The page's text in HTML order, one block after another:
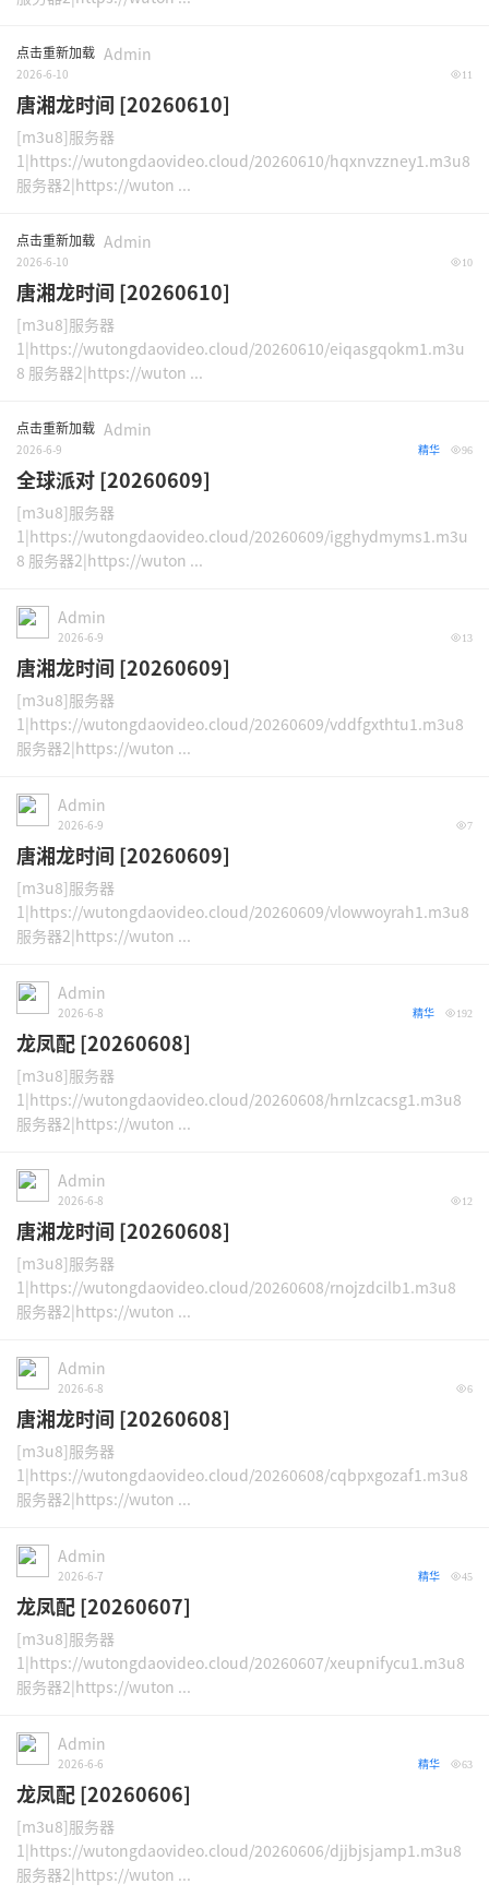
点击重新加载 Admin
2026-6-10 11
唐湘龙时间 [20260610]
[m3u8]服务器
1|https://wutongdaovideo.cloud/20260610/hqxnvzzney1.m3u8
服务器2|https://wuton ...
点击重新加载 Admin
2026-6-10 10
唐湘龙时间 [20260610]
[m3u8]服务器
1|https://wutongdaovideo.cloud/20260610/eiqasgqokm1.m3u
8 服务器2|https://wuton ...
点击重新加载 Admin
2026-6-9 96
精华
全球派对 [20260609]
[m3u8]服务器
1|https://wutongdaovideo.cloud/20260609/igghydmyms1.m3u
8 服务器2|https://wuton ...
Admin
2026-6-9 13
唐湘龙时间 [20260609]
[m3u8]服务器
1|https://wutongdaovideo.cloud/20260609/vddfgxthtu1.m3u8
服务器2|https://wuton ...
Admin
2026-6-9 7
唐湘龙时间 [20260609]
[m3u8]服务器
1|https://wutongdaovideo.cloud/20260609/vlowwoyrah1.m3u8
服务器2|https://wuton ...
Admin
2026-6-8 192
精华
龙凤配 [20260608]
[m3u8]服务器
1|https://wutongdaovideo.cloud/20260608/hrnlzcacsg1.m3u8
服务器2|https://wuton ...
Admin
2026-6-8 12
唐湘龙时间 [20260608]
[m3u8]服务器
1|https://wutongdaovideo.cloud/20260608/rnojzdcilb1.m3u8
服务器2|https://wuton ...
Admin
2026-6-8 6
唐湘龙时间 [20260608]
[m3u8]服务器
1|https://wutongdaovideo.cloud/20260608/cqbpxgozaf1.m3u8
服务器2|https://wuton ...
Admin
2026-6-7 45
精华
龙凤配 [20260607]
[m3u8]服务器
1|https://wutongdaovideo.cloud/20260607/xeupnifycu1.m3u8
服务器2|https://wuton ...
Admin
2026-6-6 63
精华
龙凤配 [20260606]
[m3u8]服务器
1|https://wutongdaovideo.cloud/20260606/djjbjsjamp1.m3u8
服务器2|https://wuton ...